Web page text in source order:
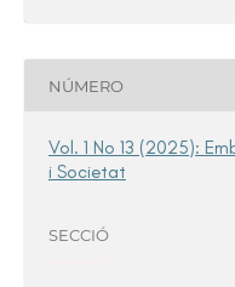
NÚMERO
Vol. 1 No 13 (2025):
i Societat
SECCIÓ